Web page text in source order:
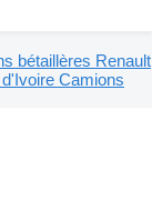
bétaillères Renault
Camions